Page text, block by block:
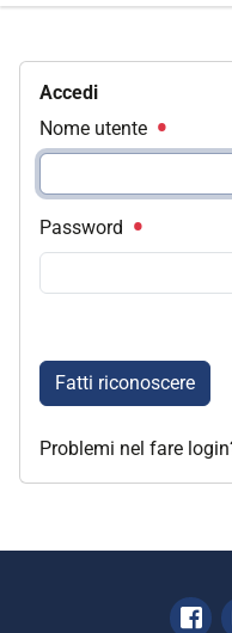
Accedi
Nome utente
Password
Fatti riconoscere
Problemi nel fare